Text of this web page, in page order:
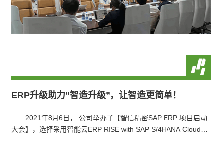
ERP升级助力”智造升级”，让智造更简单！
2021年8月6日， 公司举办了【智信精密SAP ERP 项目启动
大会】，选择采用智能云ERP RISE with SAP S/4HANA Cloud，